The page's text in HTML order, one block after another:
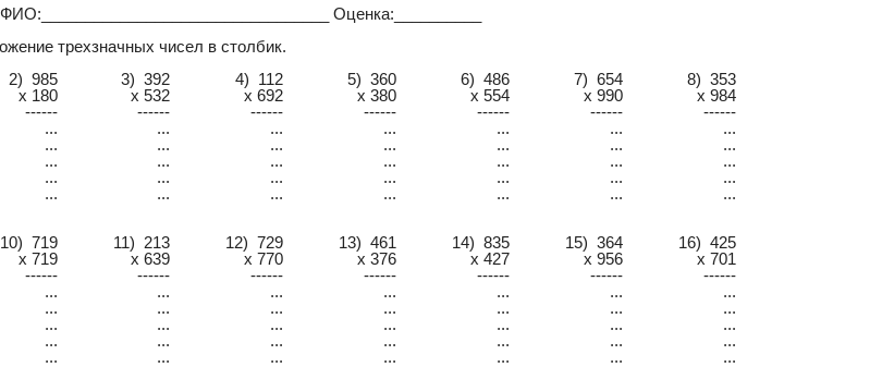
Оценка:__________
трехзначных чисел в столбик.
2) 985 3) 392 4) 112 5) 360 6) 486 7) 654
8) 353
x 180 x 532 x 692 x 380 x 554 x 990
x 984
------ ------ ------ ------ ------ ------
------
... ... ... ... ... ...
...
... ... ... ... ... ...
...
... ... ... ... ... ...
...
... ... ... ... ... ...
...
... ... ... ... ... ... ...
10) 719 11) 213 12) 729 13) 461 14) 835 15) 364
16) 425
x 719 x 639 x 770 x 376 x 427 x 956
x 701
------ ------ ------ ------ ------ ------
------
... ... ... ... ... ...
...
... ... ... ... ... ...
...
... ... ... ... ... ...
...
... ... ... ... ... ...
...
... ... ... ... ... ... ...